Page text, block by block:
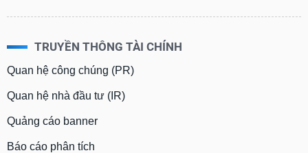
TRUYỀN THÔNG TÀI CHÍNH
Quan hệ công chúng (PR)
Quan hệ nhà đầu tư (IR)
Quảng cáo banner
Báo cáo phân tích